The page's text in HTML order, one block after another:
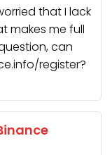
that I lack
makes me full
can
register?